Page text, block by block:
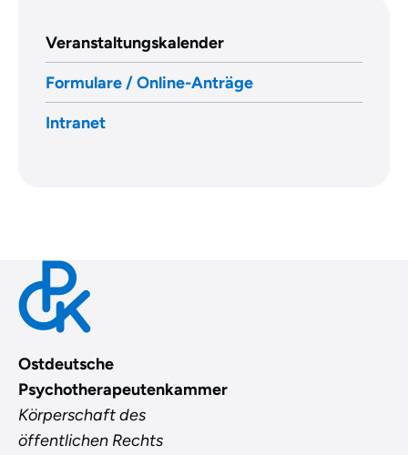
Veranstaltungskalender
Formulare / Online-Anträge
Intranet
Ostdeutsche
Psychotherapeutenkammer
Körperschaft des
öffentlichen Rechts